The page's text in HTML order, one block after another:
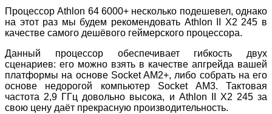
Процессор Athlon 64 6000+ несколько подешевел, однако
на этот раз мы будем рекомендовать Athlon II X2 245 в
качестве самого дешёвого геймерского процессора.
Данный процессор обеспечивает гибкость двух
сценариев: его можно взять в качестве апгрейда вашей
платформы на основе Socket AM2+, либо собрать на его
основе недорогой компьютер Socket AM3. Тактовая
частота 2,9 ГГц довольно высока, и Athlon II X2 245 за
свою цену даёт прекрасную производительность.